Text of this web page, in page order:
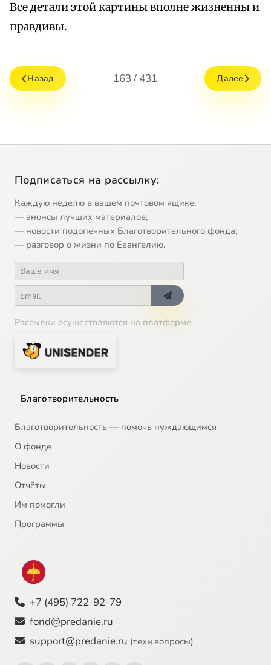
Все детали этой картины вполне жизненны и
правдивы.
Назад 163 / 431 Далее
Подписаться на рассылку:
Каждую неделю в вашем почтовом ящике:
— анонсы лучших материалов;
— новости подопечных Благотворительного фонда;
— разговор о жизни по Евангелию.
Рассылки осуществляются на платформе
Благотворительность
Благотворительность — помочь нуждающимся
О фонде
Новости
Отчёты
Им помогли
Программы
+7 (495) 722-92-79
fond@predanie.ru
support@predanie.ru (техн.вопросы)